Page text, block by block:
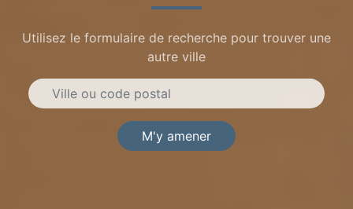
Utilisez le formulaire de recherche pour trouver une
autre ville
M'y amener